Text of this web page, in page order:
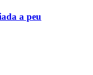
a peu